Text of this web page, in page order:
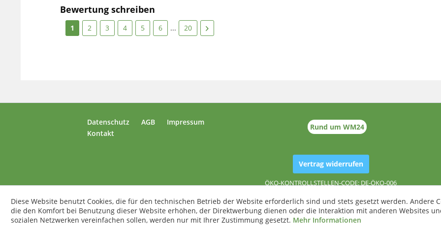
Bewertung schreiben
1 2 3 4 5 6 ... 20
Datenschutz AGB
Impressum
Kontakt
Rund um WM24
Vertrag widerrufen
ÖKO-KONTROLLSTELLEN-CODE: DE-ÖKO-006
Diese Website benutzt Cookies, die für den technischen Betrieb der Website erforderlich sind und stets gesetzt werden. Andere
die den Komfort bei Benutzung dieser Website erhöhen, der Direktwerbung dienen oder die Interaktion mit anderen Websites
sozialen Netzwerken vereinfachen sollen, werden nur mit Ihrer Zustimmung gesetzt. Mehr Informationen